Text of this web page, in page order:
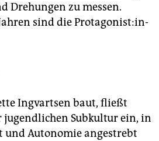
Drehungen zu messen.
Jahren sind die Prot­ago­nis­t:in­
Ingvartsen baut, fließt
jugendlichen Subkultur ein, in
und Autonomie angestrebt